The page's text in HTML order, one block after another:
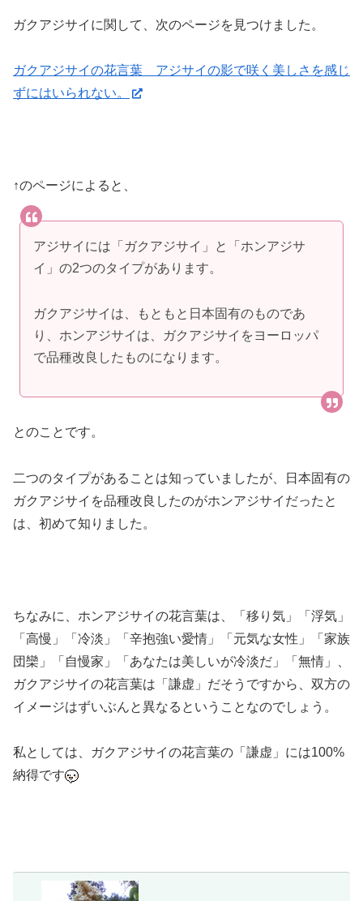
ガクアジサイに関して、次のページを見つけました。
ガクアジサイの花言葉 アジサイの影で咲く美しさを感じ
ずにはいられない。
↑のページによると、
アジサイには「ガクアジサイ」と「ホンアジサ
イ」の2つのタイプがあります。
ガクアジサイは、もともと日本固有のものであ
り、ホンアジサイは、ガクアジサイをヨーロッパ
で品種改良したものになります。
とのことです。
二つのタイプがあることは知っていましたが、日本固有の
ガクアジサイを品種改良したのがホンアジサイだったと
は、初めて知りました。
ちなみに、ホンアジサイの花言葉は、「移り気」「浮気」
「高慢」「冷淡」「辛抱強い愛情」「元気な女性」「家族
団欒」「自慢家」「あなたは美しいが冷淡だ」「無情」、
ガクアジサイの花言葉は「謙虚」だそうですから、双方の
イメージはずいぶんと異なるということなのでしょう。
私としては、ガクアジサイの花言葉の「謙虚」には100%
納得です